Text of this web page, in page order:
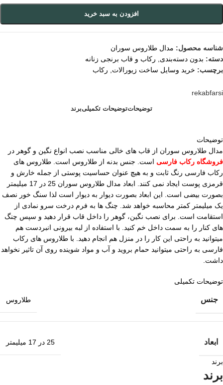
افزودن به سبد خرید
شناسه محصول: مدال طلاروس سوران
دسته: بدون دسته‌بندی
رکاب و قاب برنجی زنانه
برچسب: خرید وسایل ساخت زیورالات رکاب
rekabfarsi
توضیحاتتوضیحات تکمیلیبرند
توضیحات
مدال طلاروس سوران از قاب های خالی مناسب نصب انواع نگین و گوهر در
فروشگاه رکاب فارسی است. جنس بدنه از طلاروس است. طلاروس های
رکاب فارسی رنگ ثابت و به هیچ عنوان حساسیت پوستی از جمله خارش و
قرمزی پوست ایجاد نمی کنند. ابعاد مدال طلاروس سوران 25 در 17 میلیمتر
بصورت بیضی است. این ابعاد بصورت دیوار به دیوار است لذا سنگ خور نصف
یک میلیمتر کمتر محاسبه خواهد شد. چنگ ها به فرم درخت سرو نمادی از
استقامت است. برای نصب نگین، گوهر را داخل قاب قرار دهید و سپس چنگ
های کنار را به سمت داخل خم کنید. با استفاده از لبه بیرونی انبردست هم
میتوانید به راحتی این کار را در منزل هم انجام دهید. با طلاروس های رکاب
فارسی به راحتی میتوانید حمام بروید و آب و مواد شوینده روی آن تاثیر نخواهد
داشت.
توضیحات تکمیلی
جنس طلاروس
ابعاد 25 در 17 میلیمتر
برند
برند